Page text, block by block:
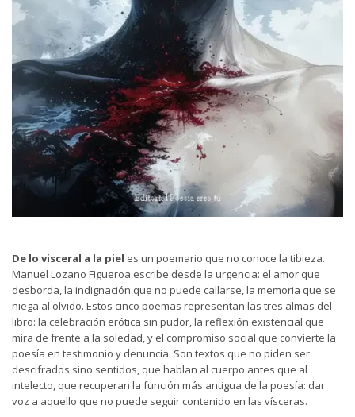
De lo visceral a la piel es un poemario que no conoce la tibieza.
Manuel Lozano Figueroa escribe desde la urgencia: el amor que
desborda, la indignación que no puede callarse, la memoria que se
niega al olvido. Estos cinco poemas representan las tres almas del
libro: la celebración erótica sin pudor, la reflexión existencial que
mira de frente a la soledad, y el compromiso social que convierte la
poesía en testimonio y denuncia. Son textos que no piden ser
descifrados sino sentidos, que hablan al cuerpo antes que al
intelecto, que recuperan la función más antigua de la poesía: dar
voz a aquello que no puede seguir contenido en las vísceras.